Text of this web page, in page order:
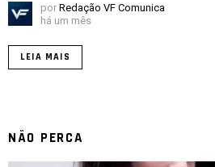
por Redação VF Comunica
há um mês
LEIA MAIS
NÃO PERCA